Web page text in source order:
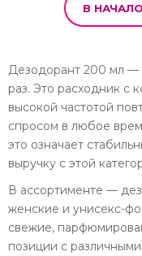
В НАЧАЛО
Дезодорант 200 мл —
раз. Это расходник с
высокой частотой
спросом в любое
это означает
выручку с этой
В ассортименте —
женские и унисекс-
свежие,
позиции с